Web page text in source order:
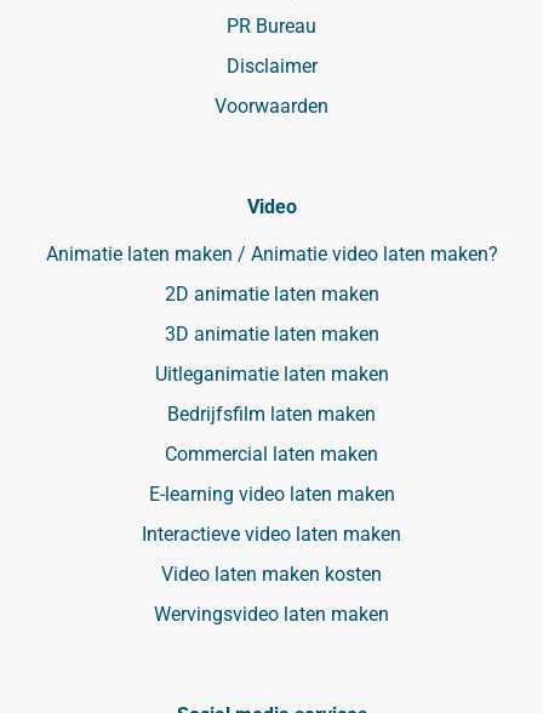
PR Bureau
Disclaimer
Voorwaarden
Video
Animatie laten maken / Animatie video laten maken?
2D animatie laten maken
3D animatie laten maken
Uitleganimatie laten maken
Bedrijfsfilm laten maken
Commercial laten maken
E-learning video laten maken
Interactieve video laten maken
Video laten maken kosten
Wervingsvideo laten maken